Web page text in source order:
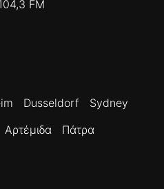
FM
Dusseldorf
Sydney
Αρτέμιδα
Πάτρα